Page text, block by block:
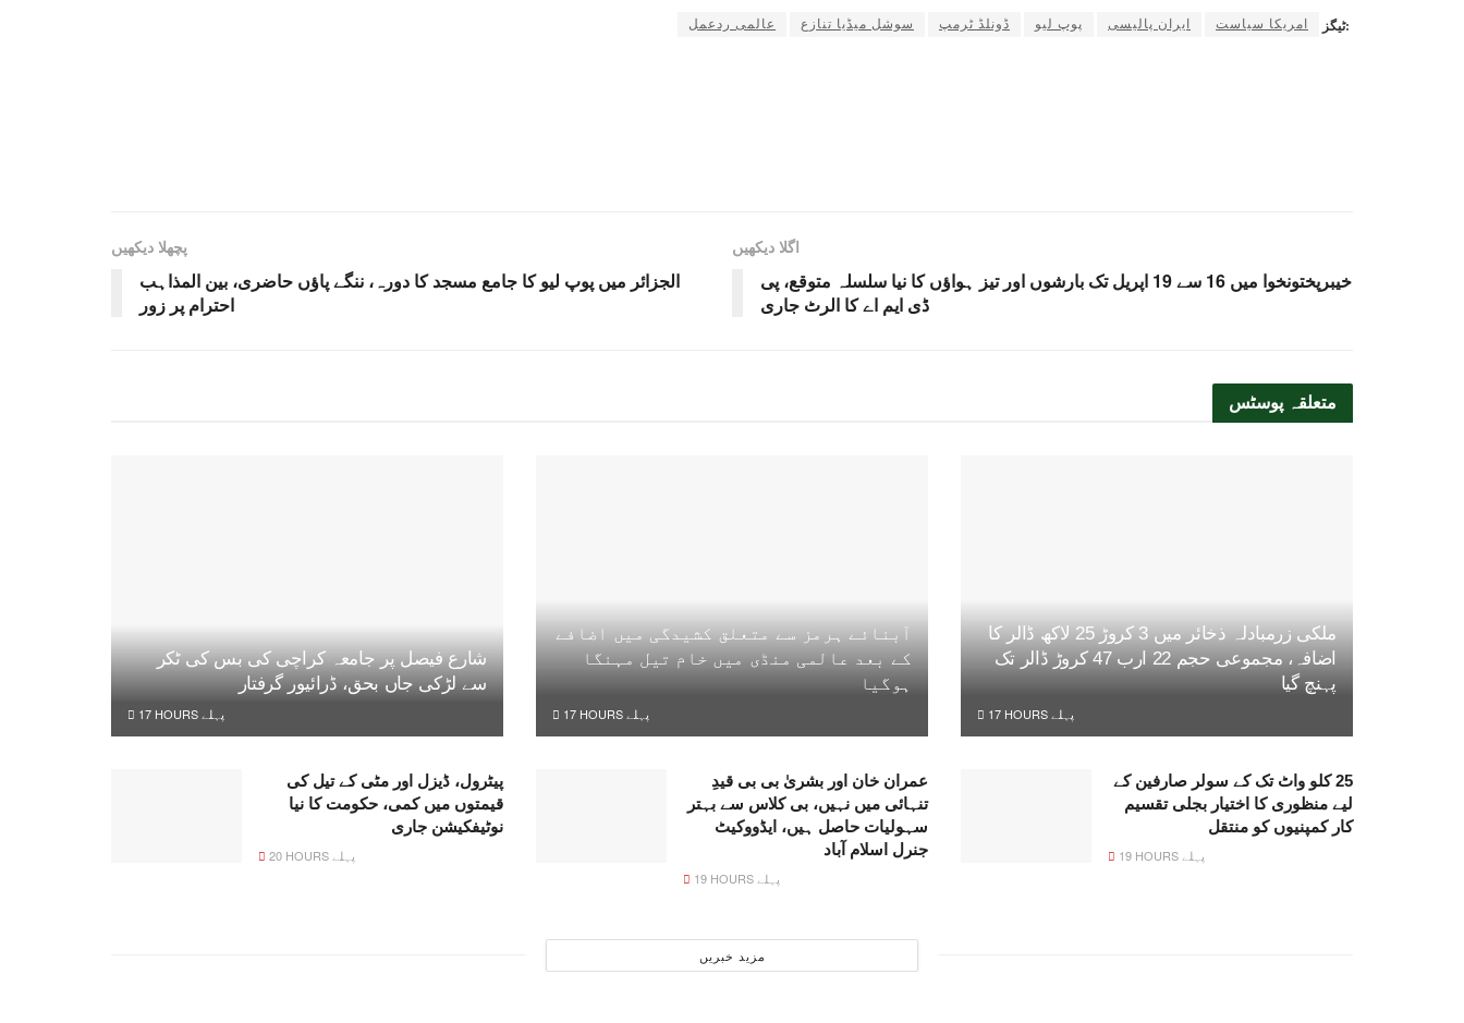
ٹیگز: امریکا سیاست ایران پالیسی پوپ لیو ڈونلڈ ٹرمپ سوشل میڈیا تنازع عالمی ردعمل
پچھلا دیکھیں
الجزائر میں پوپ لیو کا جامع مسجد کا دورہ، ننگے پاؤں حاضری، بین المذاہب
احترام پر زور
اگلا دیکھیں
خیبرپختونخوا میں 16 سے 19 اپریل تک بارشوں اور تیز ہواؤں کا نیا سلسلہ متوقع، پی
ڈی ایم اے کا الرٹ جاری
متعلقہ پوسٹس
ملکی زرمبادلہ ذخائر میں 3 کروڑ 25 لاکھ ڈالر کا
اضافہ، مجموعی حجم 22 ارب 47 کروڑ ڈالر تک
پہنچ گیا
17 HOURS پہلے
آبنائے ہرمز سے متعلق کشیدگی میں اضافے
کے بعد عالمی منڈی میں خام تیل مہنگا
ہوگیا
17 HOURS پہلے
شارع فیصل پر جامعہ کراچی کی بس کی ٹکر
سے لڑکی جاں بحق، ڈرائیور گرفتار
17 HOURS پہلے
25 کلو واٹ تک کے سولر صارفین کے
لیے منظوری کا اختیار بجلی تقسیم
کار کمپنیوں کو منتقل
19 HOURS پہلے
عمران خان اور بشریٰ بی بی قیدِ
تنہائی میں نہیں، بی کلاس سے بہتر
سہولیات حاصل ہیں، ایڈووکیٹ
جنرل اسلام آباد
19 HOURS پہلے
پیٹرول، ڈیزل اور مٹی کے تیل کی
قیمتوں میں کمی، حکومت کا نیا
نوٹیفکیشن جاری
20 HOURS پہلے
مزید خبریں